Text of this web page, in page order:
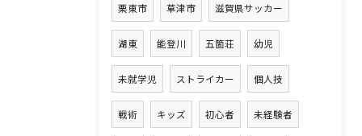
栗東市 草津市 滋賀県サッカー
湖東 能登川 五箇荘 幼児
未就学児 ストライカー 個人技
戦術 キッズ 初心者 未経験者